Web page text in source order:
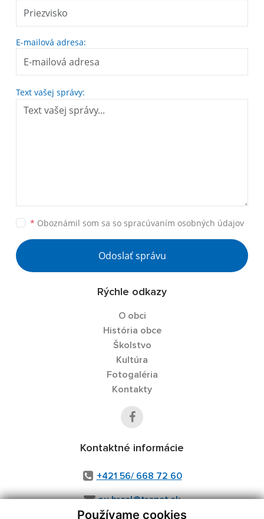
Používame cookies
E-mailová adresa:
Text vašej správy:
* Oboznámil som sa so spracúvaním osobných údajov
Odoslať správu
Rýchle odkazy
O obci
História obce
Školstvo
Kultúra
Fotogaléria
Kontakty
Kontaktné informácie
+421 56/ 668 72 60
ou.hrcel@trenet.sk